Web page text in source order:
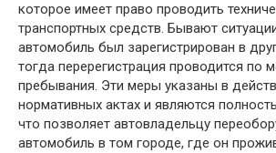
которое имеет право проводить
транспортных средств. Бывают
автомобиль был зарегистрирован в
тогда перерегистрация проводится по
пребывания. Эти меры указаны в
нормативных актах и являются
что позволяет автовладельцу
автомобиль в том городе, где он